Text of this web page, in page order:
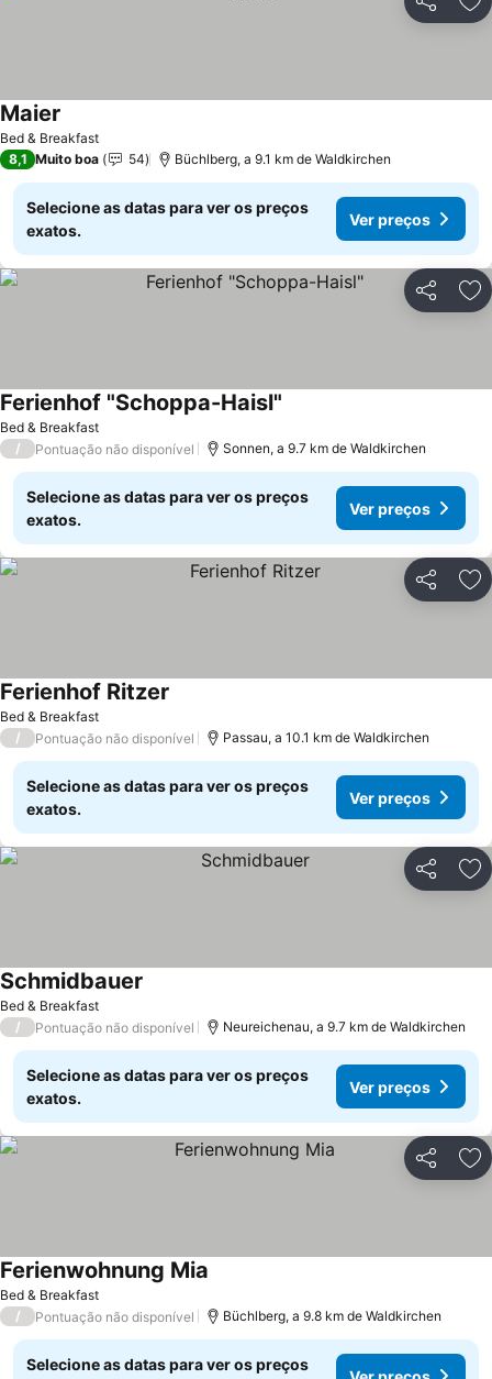
Partilhar
Bed & Breakfast
Maier
8,1 Muito boa 54 Büchlberg, a 9.1 km de Waldkirchen
Selecione as datas para ver os preços
exatos.
Ver preços
Partilhar
Bed & Breakfast
Ferienhof "Schoppa-Haisl"
/ Pontuação não disponível Sonnen, a 9.7 km de Waldkirchen
Selecione as datas para ver os preços
exatos.
Ver preços
Partilhar
Bed & Breakfast
Ferienhof Ritzer
/ Pontuação não disponível Passau, a 10.1 km de Waldkirchen
Selecione as datas para ver os preços
exatos.
Ver preços
Partilhar
Bed & Breakfast
Schmidbauer
/ Pontuação não disponível Neureichenau, a 9.7 km de Waldkirchen
Selecione as datas para ver os preços
exatos.
Ver preços
Partilhar
Bed & Breakfast
Ferienwohnung Mia
/ Pontuação não disponível Büchlberg, a 9.8 km de Waldkirchen
Selecione as datas para ver os preços